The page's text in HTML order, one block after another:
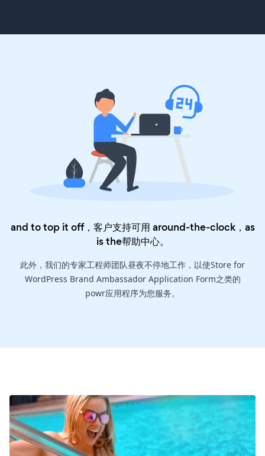
and to top it off，客户支持可用 around-the-clock，as
is the帮助中心。
此外，我们的专家工程师团队昼夜不停地工作，以使Store for
WordPress Brand Ambassador Application Form之类的
powr应用程序为您服务。